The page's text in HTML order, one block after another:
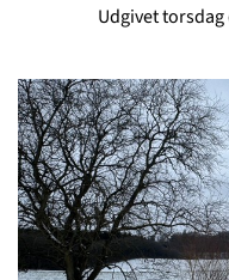
Udgivet torsdag